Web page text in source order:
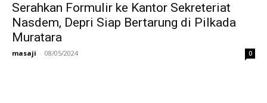
Serahkan Formulir ke Kantor Sekreteriat
Nasdem, Depri Siap Bertarung di Pilkada
Muratara
masaji - 08/05/2024 0